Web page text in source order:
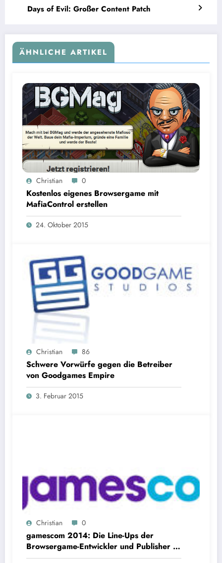
Days of Evil: Großer Content Patch
ÄHNLICHE ARTIKEL
Christian 0
Kostenlos eigenes Browsergame mit
MafiaControl erstellen
24. Oktober 2015
Christian 86
Schwere Vorwürfe gegen die Betreiber
von Goodgames Empire
3. Februar 2015
Christian 0
gamescom 2014: Die Line-Ups der
Browsergame-Entwickler und Publisher im
Überblick